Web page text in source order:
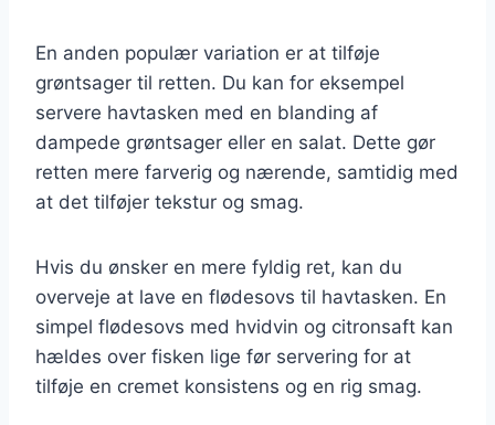
En anden populær variation er at tilføje
grøntsager til retten. Du kan for eksempel
servere havtasken med en blanding af
dampede grøntsager eller en salat. Dette gør
retten mere farverig og nærende, samtidig med
at det tilføjer tekstur og smag.
Hvis du ønsker en mere fyldig ret, kan du
overveje at lave en flødesovs til havtasken. En
simpel flødesovs med hvidvin og citronsaft kan
hældes over fisken lige før servering for at
tilføje en cremet konsistens og en rig smag.